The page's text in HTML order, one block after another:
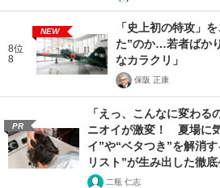
8位
8
NEW
「史上初の特攻」
た”のか…若者ばか
なカラクリ」
保阪 正康
PR
「えっ、こんなに変わ
ニオイが激変！ 夏場に
イ”や“ベタつき”を解消
リスト”が生み出した徹
二瓶 仁志